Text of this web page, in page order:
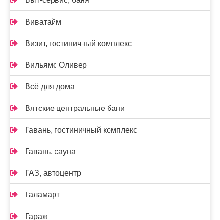
Виватайм
Визит, гостиничный комплекс
Вильямс Оливер
Всё для дома
Вятские центральные бани
Гавань, гостиничный комплекс
Гавань, сауна
ГАЗ, автоцентр
Галамарт
Гараж